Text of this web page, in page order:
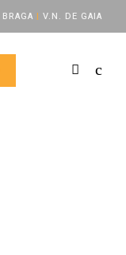
BRAGA | V.N. DE GAIA